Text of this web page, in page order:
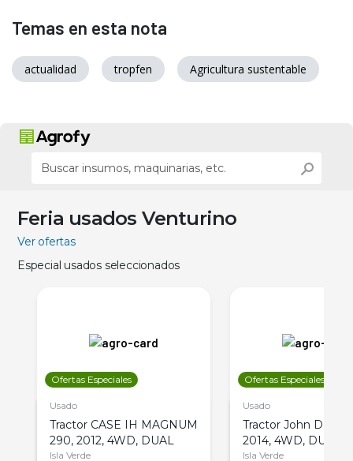
Temas en esta nota
actualidad tropfen Agricultura sustentable
Feria usados Venturino
Ver ofertas
Especial usados seleccionados
Ofertas Especiales
Usado
Tractor CASE IH MAGNUM
290, 2012, 4WD, DUAL
Isla Verde
Ofertas Especiales
Usado
Tractor John Deere
2014, 4WD, DUAL
Isla Verde